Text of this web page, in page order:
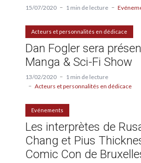
15/07/2020 1 min de lecture
Acteurs et personnalités en dédicace
Dan Fogler sera
Manga & Sci-Fi Show
13/02/2020
1 min de lecture
Acteurs et personnalités en dédicace
Evénements
Les interprètes de
Chang et Pius
Comic Con de